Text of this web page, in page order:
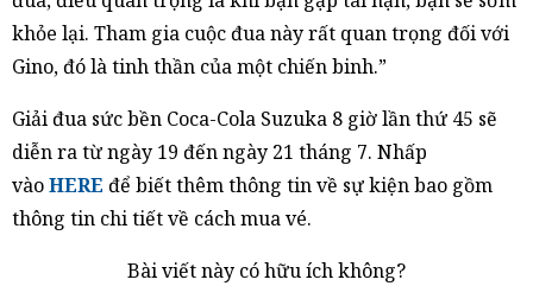
khỏe lại. Tham gia cuộc đua này rất quan trọng đối với
Gino, đó là tinh thần của một chiến binh.”
Giải đua sức bền Coca-Cola Suzuka 8 giờ lần thứ 45 sẽ
diễn ra từ ngày 19 đến ngày 21 tháng 7. Nhấp
vàoHERE để biết thêm thông tin về sự kiện bao gồm
thông tin chi tiết về cách mua vé.
Bài viết này có hữu ích không?